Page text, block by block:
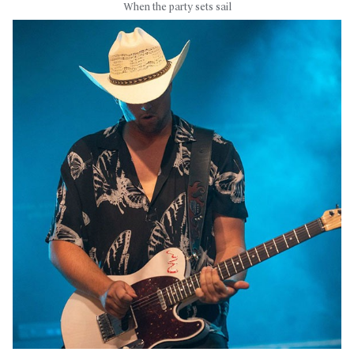
When the party sets sail